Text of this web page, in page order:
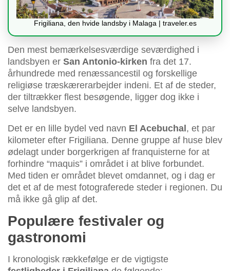
Frigiliana, den hvide landsby i Malaga | traveler.es
Den mest bemærkelsesværdige seværdighed i
landsbyen er San Antonio-kirken fra det 17.
århundrede med renæssancestil og forskellige
religiøse træskærerarbejder indeni. Et af de steder,
der tiltrækker flest besøgende, ligger dog ikke i
selve landsbyen.
Det er en lille bydel ved navn El Acebuchal , et par
kilometer efter Frigiliana. Denne gruppe af huse blev
ødelagt under borgerkrigen af franquisterne for at
forhindre “maquis” i området i at blive forbundet.
Med tiden er området blevet omdannet, og i dag er
det et af de mest fotograferede steder i regionen. Du
må ikke gå glip af det.
Populære festivaler og
gastronomi
I kronologisk rækkefølge er de vigtigste